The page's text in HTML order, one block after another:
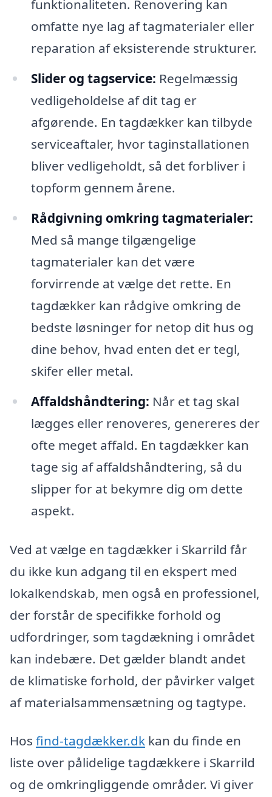
funktionaliteten. Renovering kan
omfatte nye lag af tagmaterialer eller
reparation af eksisterende strukturer.
Slider og tagservice: Regelmæssig
vedligeholdelse af dit tag er
afgørende. En tagdækker kan tilbyde
serviceaftaler, hvor taginstallationen
bliver vedligeholdt, så det forbliver i
topform gennem årene.
Rådgivning omkring tagmaterialer:
Med så mange tilgængelige
tagmaterialer kan det være
forvirrende at vælge det rette. En
tagdækker kan rådgive omkring de
bedste løsninger for netop dit hus og
dine behov, hvad enten det er tegl,
skifer eller metal.
Affaldshåndtering: Når et tag skal
lægges eller renoveres, genereres der
ofte meget affald. En tagdækker kan
tage sig af affaldshåndtering, så du
slipper for at bekymre dig om dette
aspekt.
Ved at vælge en tagdækker i Skarrild får
du ikke kun adgang til en ekspert med
lokalkendskab, men også en professionel,
der forstår de specifikke forhold og
udfordringer, som tagdækning i området
kan indebære. Det gælder blandt andet
de klimatiske forhold, der påvirker valget
af materialsammensætning og tagtype.
Hos find-tagdækker.dk kan du finde en
liste over pålidelige tagdækkere i Skarrild
og de omkringliggende områder. Vi giver